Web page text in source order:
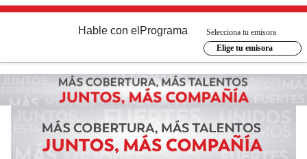
Hable con el Programa
Selecciona tu emisora
Elige tu emisora